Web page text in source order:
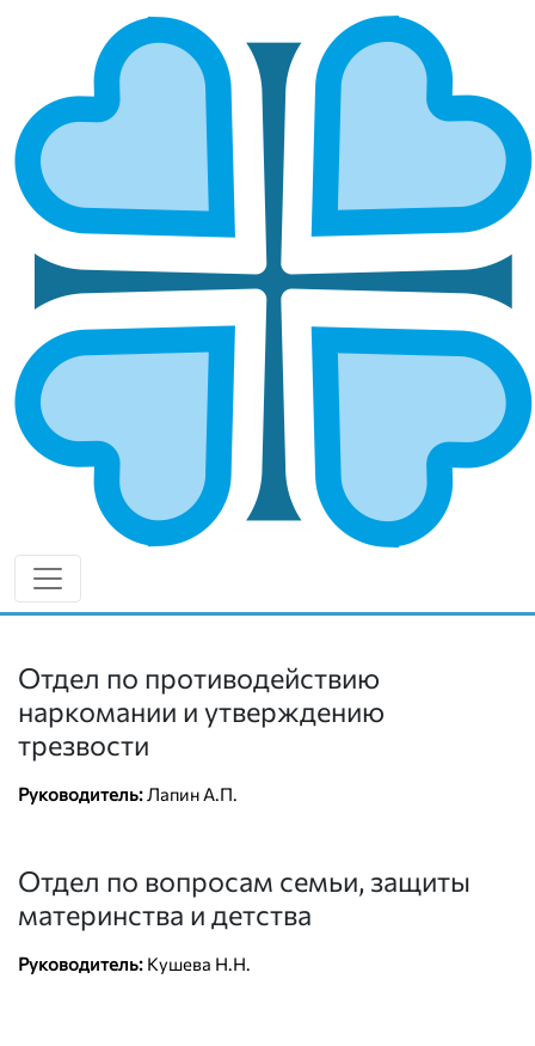
ЧЕБОКСАРСКАЯ И ЧУВАШСКАЯ
ГЛАВНАЯ МИТРОПОЛИИ ЧЕБОКСАРСКАЯ И ЧУВАШСКАЯ
Епархией управляет епископ Чебоксарский и
Чувашский Варнава.
ОСНОВНЫЕ НАПРАВЛЕНИЯ
РАБОТЫ
Социальное служение
Руководитель:протоиерей Михаил Павлов
+7 (917) 276-58-19
miloserdie21.ru
Отдел по противодействию
наркомании и утверждению
трезвости
Руководитель: Лапин А.П.
Отдел по вопросам семьи, защиты
материнства и детства
Руководитель: Кушева Н.Н.